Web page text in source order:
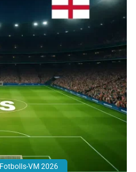
Fotbolls-VM 2026